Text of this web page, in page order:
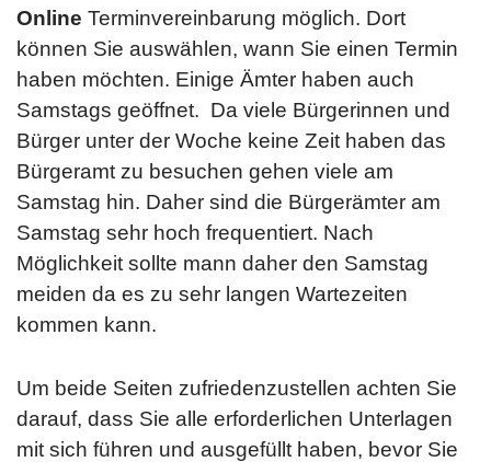
Online Terminvereinbarung möglich. Dort
können Sie auswählen, wann Sie einen Termin
haben möchten. Einige Ämter haben auch
Samstags geöffnet. Da viele Bürgerinnen und
Bürger unter der Woche keine Zeit haben das
Bürgeramt zu besuchen gehen viele am
Samstag hin. Daher sind die Bürgerämter am
Samstag sehr hoch frequentiert. Nach
Möglichkeit sollte mann daher den Samstag
meiden da es zu sehr langen Wartezeiten
kommen kann.
Um beide Seiten zufriedenzustellen achten Sie
darauf, dass Sie alle erforderlichen Unterlagen
mit sich führen und ausgefüllt haben, bevor Sie